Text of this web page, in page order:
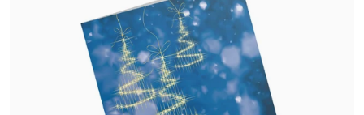
ÅBN MEDIA 1 I GALLERI VISNING